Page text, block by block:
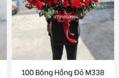
100 Bông Hồng Đỏ M338